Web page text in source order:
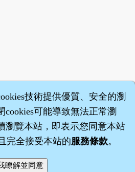
沈藥子©2008～2026
技術提供優質、安全的瀏
cookies可能導致無法正常瀏
瀏覽本站，即表示您同意本站
完全接受本站的服務條款。